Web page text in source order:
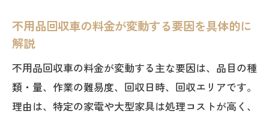
怪しい不用品回収車を避けるコツとは
け方
不用品回収でトラブルを防ぐための注意
事項
不用品回収車の料金が変動する要因を具体的に
解説
不用品回収車の料金が変動する主な要因は、品目の種
類・量、作業の難易度、回収日時、回収エリアです。
理由は、特定の家電や大型家具は処理コストが高く、